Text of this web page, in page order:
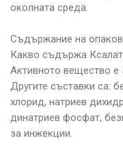
околната среда.
Съдържание на
Какво съдържа
Активното вещество е
Другите съставки са:
хлорид, натриев
динатриев фосфат,
за инжекции.